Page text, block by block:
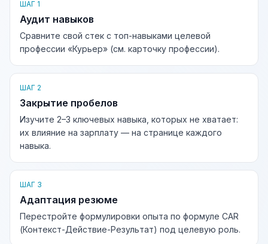
ШАГ 1
Аудит навыков
Сравните свой стек с топ-навыками целевой
профессии «Курьер» (см. карточку профессии).
ШАГ 2
Закрытие пробелов
Изучите 2–3 ключевых навыка, которых не хватает:
их влияние на зарплату — на странице каждого
навыка.
ШАГ 3
Адаптация резюме
Перестройте формулировки опыта по формуле CAR
(Контекст-Действие-Результат) под целевую роль.